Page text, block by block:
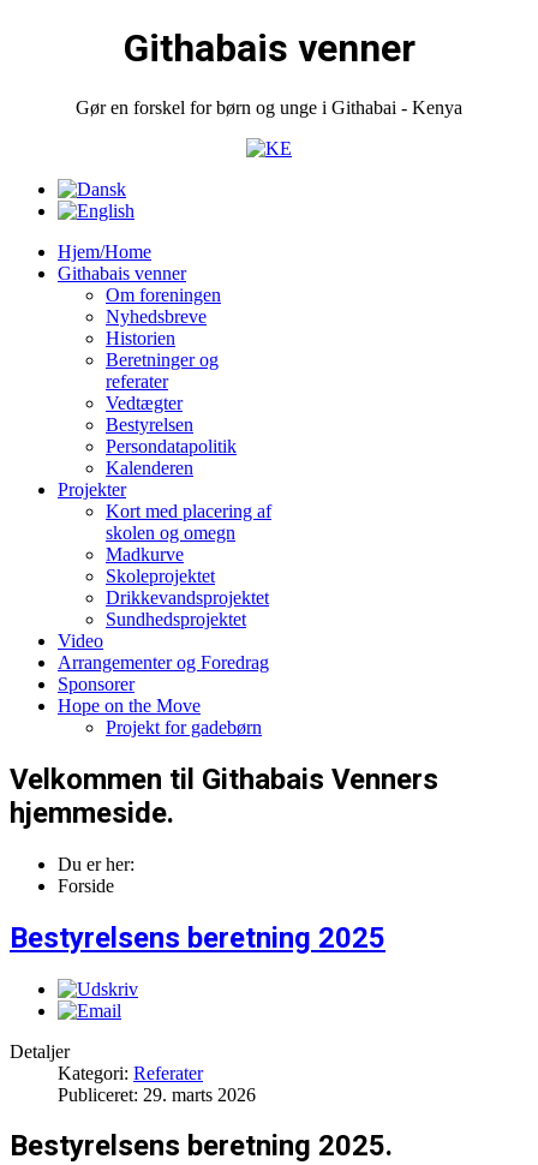
Githabais venner
Gør en forskel for børn og unge i Githabai - Kenya
Hjem/Home
Githabais venner
Om foreningen
Nyhedsbreve
Historien
Beretninger og
referater
Vedtægter
Bestyrelsen
Persondatapolitik
Kalenderen
Projekter
Kort med placering af
skolen og omegn
Madkurve
Skoleprojektet
Drikkevandsprojektet
Sundhedsprojektet
Video
Arrangementer og Foredrag
Sponsorer
Hope on the Move
Projekt for gadebørn
Velkommen til Githabais Venners
hjemmeside.
Du er her:
Forside
Bestyrelsens beretning 2025
Detaljer
Kategori: Referater
Publiceret: 29. marts 2026
Bestyrelsens beretning 2025.